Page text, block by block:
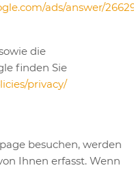
ads/answer/
die
finden Sie
privacy/
besuchen, werden
Ihnen erfasst. Wenn